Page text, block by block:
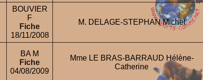
BOUVIER
F
Fiche
18/11/2008
M. DELAGE-STEPHAN Michel
BA M
Fiche
04/08/2009
Mme LE BRAS-BARRAUD Hélène-
Catherine